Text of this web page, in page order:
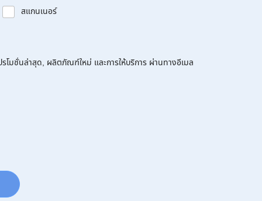
สแกนเนอร์
โมชั่นล่าสุด, ผลิตภัณฑ์ใหม่ และการให้บริการ ผ่านทางอีเมล